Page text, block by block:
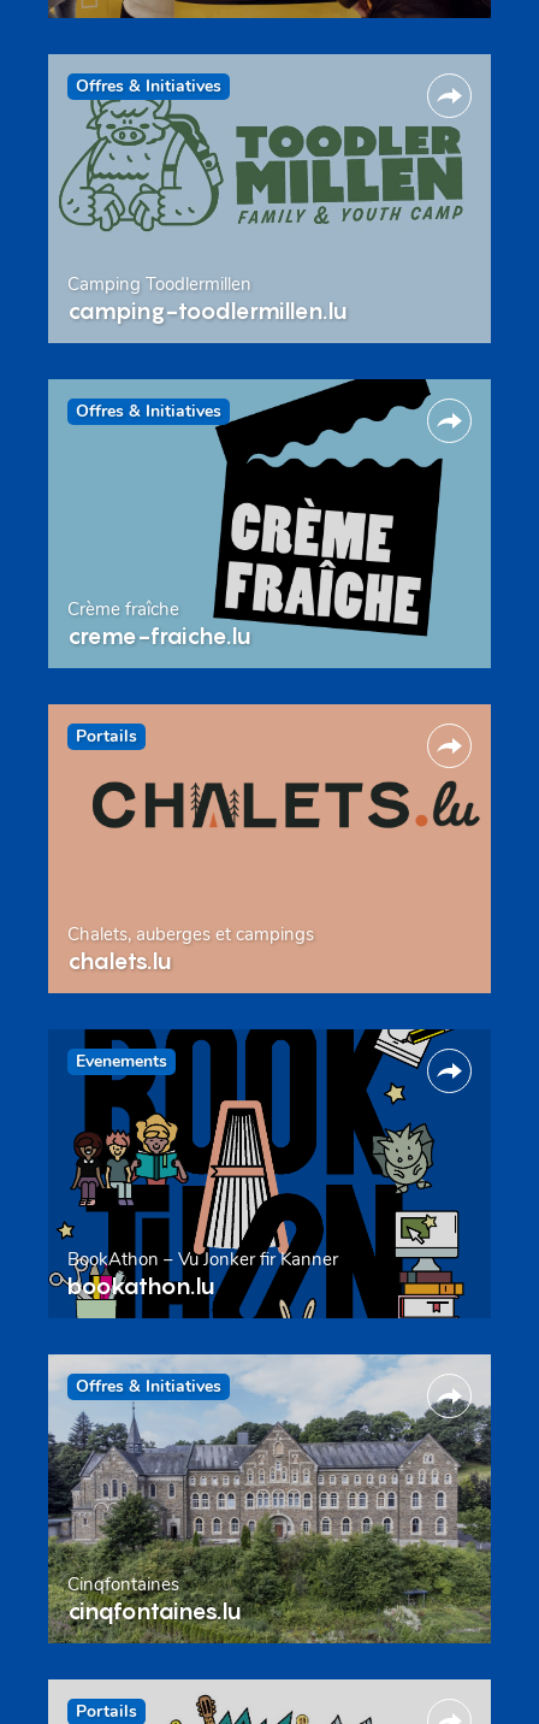
Offres & Initiatives
Camping Toodlermillen
camping-toodlermillen.lu
Offres & Initiatives
Crème fraîche
creme-fraiche.lu
Portails
Chalets, auberges et campings
chalets.lu
Evenements
BookAthon – Vu Jonker fir Kanner
bookathon.lu
Offres & Initiatives
Cinqfontaines
cinqfontaines.lu
Portails